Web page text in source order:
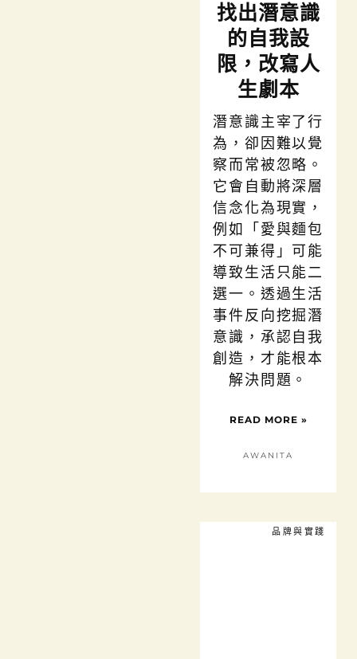
找出潛意識
的自我設
限，改寫人
生劇本
潛意識主宰了行
為，卻因難以覺
察而常被忽略。
它會自動將深層
信念化為現實，
例如「愛與麵包
不可兼得」可能
導致生活只能二
選一。透過生活
事件反向挖掘潛
意識，承認自我
創造，才能根本
解決問題。
READ MORE »
AWANITA
品牌與實踐